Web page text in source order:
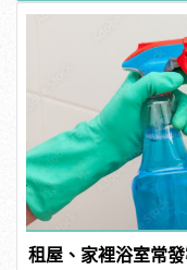
租屋、家裡浴室常